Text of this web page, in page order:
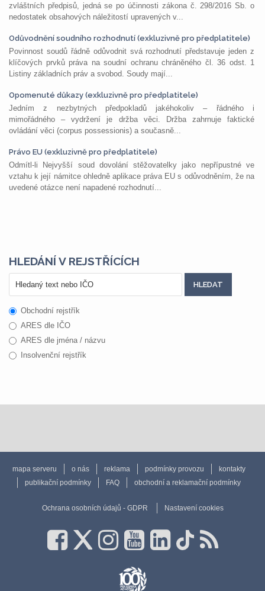
zvláštních předpisů, jedná se po účinnosti zákona č. 298/2016 Sb. o
nedostatek obsahových náležitostí upravených v...
Odůvodnění soudního rozhodnutí (exkluzivně pro předplatitele)
Povinnost soudů řádně odůvodnit svá rozhodnutí představuje jeden z
klíčových prvků práva na soudní ochranu chráněného čl. 36 odst. 1
Listiny základních práv a svobod. Soudy mají...
Opomenuté důkazy (exkluzivně pro předplatitele)
Jedním z nezbytných předpokladů jakéhokoliv – řádného i
mimořádného – vydržení je držba věci. Držba zahrnuje faktické
ovládání věci (corpus possessionis) a současně...
Právo EU (exkluzivně pro předplatitele)
Odmítl-li Nejvyšší soud dovolání stěžovatelky jako nepřípustné ve
vztahu k její námitce ohledně aplikace práva EU s odůvodněním, že na
uvedené otázce není napadené rozhodnutí...
HLEDÁNÍ V REJSTŘÍCÍCH
Obchodní rejstřík
ARES dle IČO
ARES dle jména / názvu
Insolvenční rejstřík
mapa serveru o nás reklama podmínky provozu
kontakty
publikační podmínky
FAQ obchodní a reklamační podmínky
Ochrana osobních údajů - GDPR Nastavení cookies